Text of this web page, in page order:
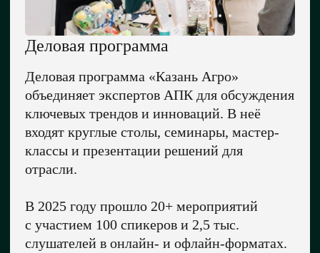
Деловая программа
Деловая программа «Казань Агро»
объединяет экспертов АПК для обсуждения
ключевых трендов и инноваций. В неё
входят круглые столы, семинары, мастер-
классы и презентации решений для
отрасли.
В 2025 году прошло 20+ мероприятий
с участием 100 спикеров и 2,5 тыс.
слушателей в онлайн- и офлайн-форматах.